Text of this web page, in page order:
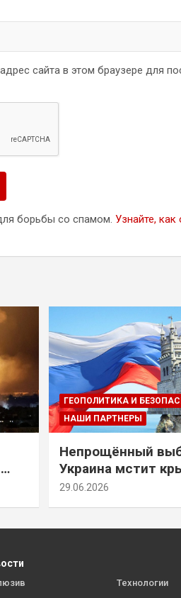
сайта в этом браузере для
борьбы со спамом. Узнайте,
ГЕОПОЛИТИКА И
НАШИ ПАРТНЕРЫ
Непрощённый
Украина мстит
за их
29.06.2026
Технологии